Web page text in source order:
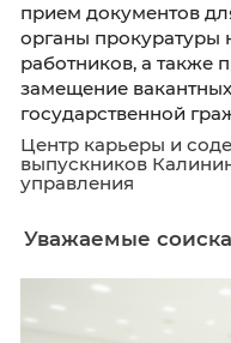
Вакансии в
Прокуратура
прием
органы
работников, а
замещение
государственной
выпускников
управления